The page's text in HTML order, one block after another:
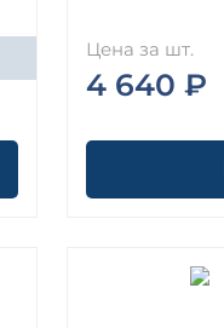
Цена за шт.
4 640 ₽